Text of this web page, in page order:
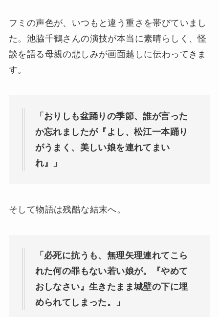
フミの声色が、いつもと違う重さを帯びていまし
た。池脇千鶴さんの演技が本当に素晴らしく、怪
談を語る母親の悲しみが画面越しに伝わってきま
す。
「おりしも盆踊りの季節、誰が言った
か忘れましたが『よし、松江一本踊り
がうまく、美しい娘を連れてまい
れ』」
そして物語は残酷な結末へ。
「必死に抗うも、無理矢理連れてこら
れた何の罪もない若い娘が。『やめて
おしなさい』生きたまま城壁の下に埋
められてしまった。」